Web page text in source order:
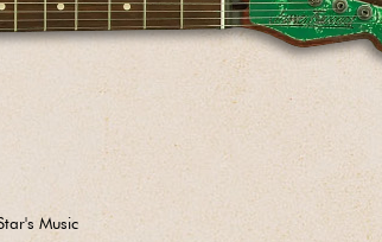
Voir nos marques
Music